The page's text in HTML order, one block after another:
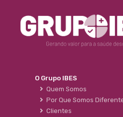
O Grupo IBES
Quem Somos
Por Que Somos
Clientes